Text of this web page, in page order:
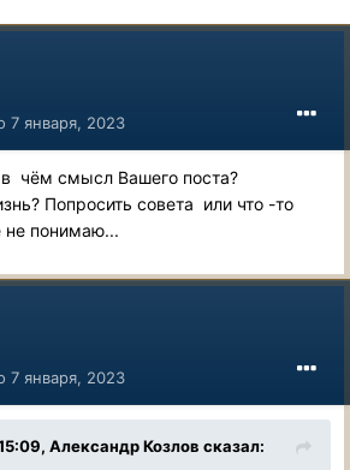
7 января, 2023
чём смысл Вашего поста?
Попросить совета или что -то
не понимаю...
7 января, 2023
Александр Козлов сказал: